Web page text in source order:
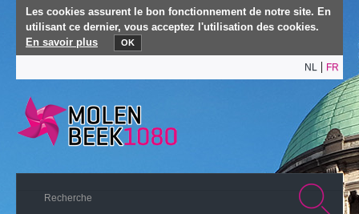
Les cookies assurent le bon fonctionnement de notre site. En
utilisant ce dernier, vous acceptez l'utilisation des cookies.
En savoir plus
OK
NL FR